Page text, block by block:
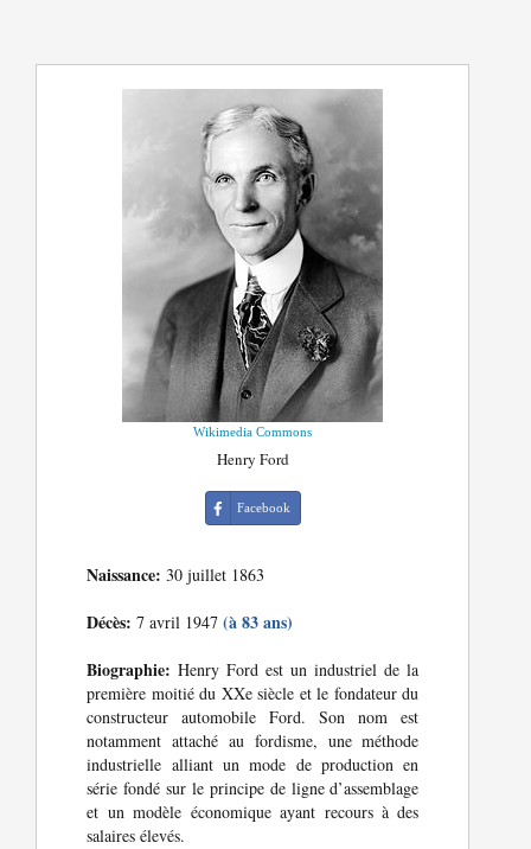
Wikimedia Commons
Henry Ford
Facebook
Naissance: 30 juillet 1863
Décès: 7 avril 1947(à 83 ans)
Biographie: Henry Ford est un industriel de la
première moitié du XXe siècle et le fondateur du
constructeur automobile Ford. Son nom est
notamment attaché au fordisme, une méthode
industrielle alliant un mode de production en
série fondé sur le principe de ligne d’assemblage
et un modèle économique ayant recours à des
salaires élevés.